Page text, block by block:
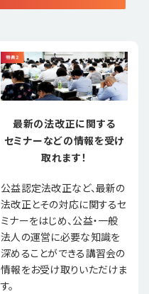
最新の法改正に関する
セミナーなどの情報を受け
取れます！
公益認定法改正など、最新の
法改正とその対応に関するセ
ミナーをはじめ、公益・一般
法人の運営に必要な知識を
深めることができる講習会の
情報をお受け取りいただけま
す。